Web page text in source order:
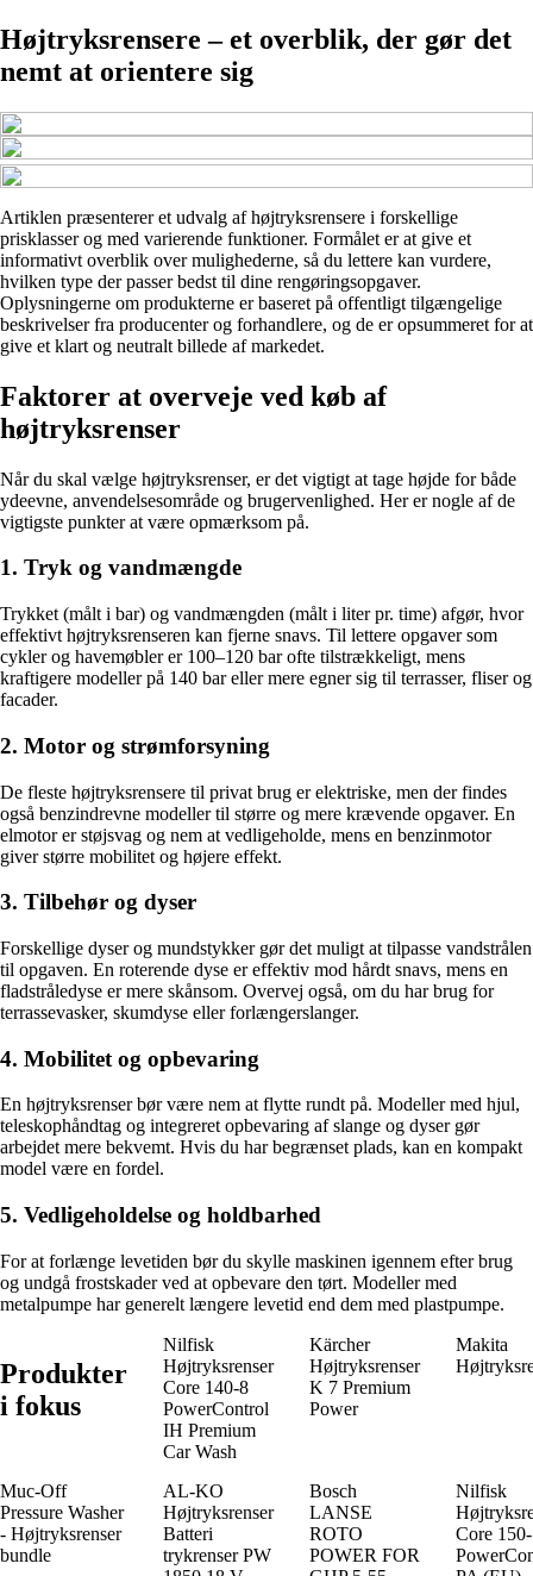
Højtryksrensere – et overblik, der gør det
nemt at orientere sig
Artiklen præsenterer et udvalg af højtryksrensere i forskellige
prisklasser og med varierende funktioner. Formålet er at give et
informativt overblik over mulighederne, så du lettere kan vurdere,
hvilken type der passer bedst til dine rengøringsopgaver.
Oplysningerne om produkterne er baseret på offentligt tilgængelige
beskrivelser fra producenter og forhandlere, og de er opsummeret for at
give et klart og neutralt billede af markedet.
Faktorer at overveje ved køb af
højtryksrenser
Når du skal vælge højtryksrenser, er det vigtigt at tage højde for både
ydeevne, anvendelsesområde og brugervenlighed. Her er nogle af de
vigtigste punkter at være opmærksom på.
1. Tryk og vandmængde
Trykket (målt i bar) og vandmængden (målt i liter pr. time) afgør, hvor
effektivt højtryksrenseren kan fjerne snavs. Til lettere opgaver som
cykler og havemøbler er 100–120 bar ofte tilstrækkeligt, mens
kraftigere modeller på 140 bar eller mere egner sig til terrasser, fliser og
facader.
2. Motor og strømforsyning
De fleste højtryksrensere til privat brug er elektriske, men der findes
også benzindrevne modeller til større og mere krævende opgaver. En
elmotor er støjsvag og nem at vedligeholde, mens en benzinmotor
giver større mobilitet og højere effekt.
3. Tilbehør og dyser
Forskellige dyser og mundstykker gør det muligt at tilpasse vandstrålen
til opgaven. En roterende dyse er effektiv mod hårdt snavs, mens en
fladstråledyse er mere skånsom. Overvej også, om du har brug for
terrassevasker, skumdyse eller forlængerslanger.
4. Mobilitet og opbevaring
En højtryksrenser bør være nem at flytte rundt på. Modeller med hjul,
teleskophåndtag og integreret opbevaring af slange og dyser gør
arbejdet mere bekvemt. Hvis du har begrænset plads, kan en kompakt
model være en fordel.
5. Vedligeholdelse og holdbarhed
For at forlænge levetiden bør du skylle maskinen igennem efter brug
og undgå frostskader ved at opbevare den tørt. Modeller med
metalpumpe har generelt længere levetid end dem med plastpumpe.
Produkter
i fokus
Nilfisk
Højtryksrenser
Core 140-8
PowerControl
IH Premium
Car Wash
Kärcher
Højtryksrenser
K 7 Premium
Power
Makita
Muc-Off
Pressure Washer
- Højtryksrenser
bundle
AL-KO
Højtryksrenser
Batteri
trykrenser PW
Bosch
LANSE
ROTO
POWER FOR
Nilfisk
Core